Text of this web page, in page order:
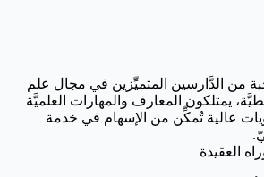
من الدَّارسين المتميِّزين في مجال علم
يمتلكون المعارف والمهارات العلميَّة
عالية تُمكِّن من الإسهام في خدمة
العقيدة